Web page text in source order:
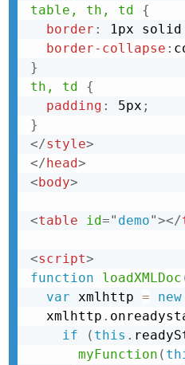
table, th, td
{
border : 1px
border-collapse :
}
th, td
{
padding : 5px ;
}
</style>
</ head>
< body>
<table id=" demo"></
<script>
function
loadXMLDoc
var xmlhttp = new
  xmlhttp
.
if
( this .
myFunction (